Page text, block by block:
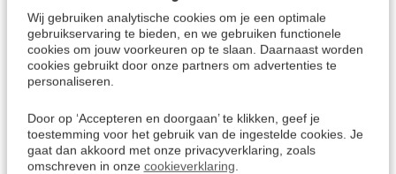
Wij gebruiken analytische cookies om je een optimale
gebruikservaring te bieden, en we gebruiken functionele
cookies om jouw voorkeuren op te slaan. Daarnaast worden
cookies gebruikt door onze partners om advertenties te
personaliseren.
Door op ‘Accepteren en doorgaan’ te klikken, geef je
toestemming voor het gebruik van de ingestelde cookies. Je
gaat dan akkoord met onze privacyverklaring, zoals
omschreven in onze cookieverklaring.
direct kunt downloaden.
Geschikt voor Windows Vista, Windows 7/8/10 of hoger, en
Mac.
Na het afronden zijn er meerdere vervolgcursussen
Wat is in de verpakking?